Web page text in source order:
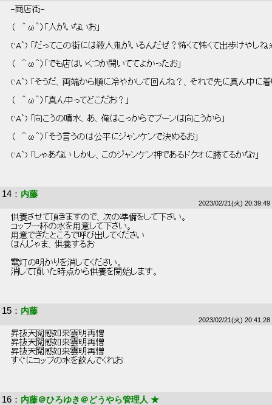
-商店街-
（   ＾ω＾）「人がいないお」
('A`) 「だってこの街には殺人鬼がいるんだぜ？怖くて怖くて出歩けやしね
（   ＾ω＾）「でも店はいくつか開いててよかったお」
('A`) 「そうだ、両端から順に冷やかして回んね？、それで先に真ん中に
（   ＾ω＾）「真ん中ってどこだお？」
('A`) 「向こうの噴水、あ、俺はこっからでブーンは向こうから」
（   ＾ω＾）「そう言うのは公平にジャンケンで決めるお」
('A`) 「しゃあない しかし、このジャンケン神であるドクオに勝てるかな?」
14 ： 内藤
2023/02/21(火) 20:39:49
供養させて頂きますので、次の準備をして下さい。
コップ一杯の水を用意して下さい。
用意できたところで呼び出してください
ほんじゃま、供養するお
電灯の明かりを消してください。
消して頂いた時点から供養を開始します。
15 ： 内藤
2023/02/21(火) 20:41:28
昇抜天閲感如来雲明再憎
昇抜天閲感如来雲明再憎
昇抜天閲感如来雲明再憎
すぐにコップの水を飲んでくれお
16 ： 内藤＠ひろゆき＠どうやら管理人 ★